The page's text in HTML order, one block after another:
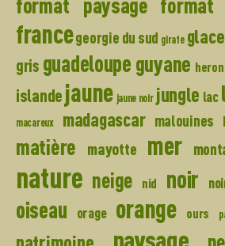
francegeorgie du sud girafe glace
gris guadeloupe guyane heron
islandejaune jaune noir jungle lac
macareux
madagascar malouines
matière mayotte mer
nature neige nid noir
oiseau orage orange ours
paysage